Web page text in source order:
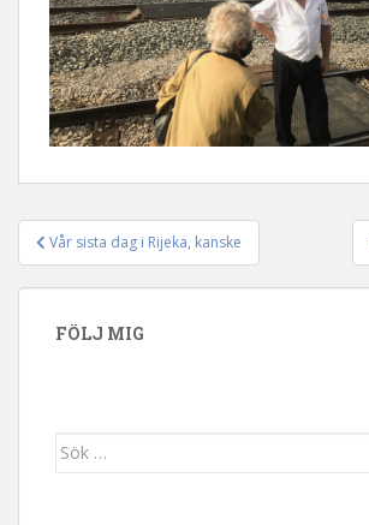
Inläggsnavigering
Vår sista dag i Rijeka, kanske
FÖLJ MIG
Sök efter: